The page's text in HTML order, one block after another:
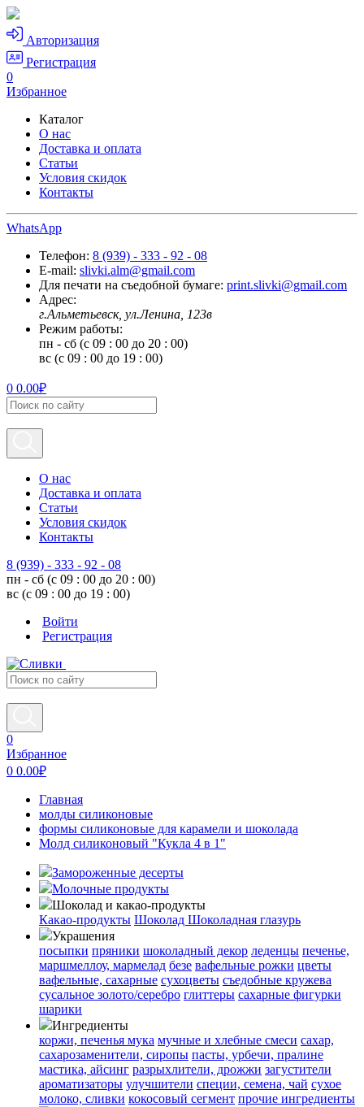
Авторизация
Регистрация
0
Избранное
Каталог
О нас
Доставка и оплата
Статьи
Условия скидок
Контакты
WhatsApp
Телефон: 8 (939) - 333 - 92 - 08
E-mail: slivki.alm@gmail.com
Для печати на съедобной бумаге: print.slivki@gmail.com
Адрес:
г.Альметьевск, ул.Ленина, 123в
Режим работы:
пн - сб (с 09 : 00 до 20 : 00)
вс (с 09 : 00 до 19 : 00)
0 0.00₽
О нас
Доставка и оплата
Статьи
Условия скидок
Контакты
8 (939) - 333 - 92 - 08
пн - сб (с 09 : 00 до 20 : 00)
вс (с 09 : 00 до 19 : 00)
Войти
Регистрация
0
Избранное
0 0.00₽
Главная
молды силиконовые
формы силиконовые для карамели и шоколада
Молд силиконовый "Кукла 4 в 1"
Замороженные десерты
Молочные продукты
Шоколад и какао-продукты
Какао-продукты Шоколад Шоколадная глазурь
Украшения
посыпки пряники шоколадный декор леденцы печенье,
маршмеллоу, мармелад безе вафельные рожки цветы
вафельные, сахарные сухоцветы съедобные кружева
сусальное золото/серебро глиттеры сахарные фигурки
шарики
Ингредиенты
коржи, печенья мука мучные и хлебные смеси сахар,
сахарозаменители, сиропы пасты, урбечи, пралине
мастика, айсинг разрыхлители, дрожжи загустители
ароматизаторы улучшители специи, семена, чай сухое
молоко, сливки кокосовый сегмент прочие ингредиенты